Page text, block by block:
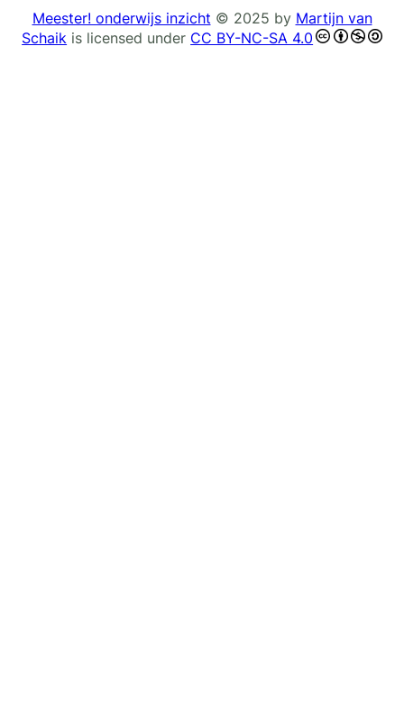
k
e
n
Meester! onderwijs inzicht © 2025 by Martijn van
Schaik is licensed under CC BY-NC-SA 4.0